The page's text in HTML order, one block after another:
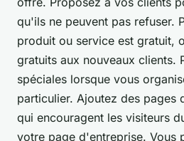
qu'ils ne peuvent pas refuser.
produit ou service est gratuit,
gratuits aux nouveaux clients.
spéciales lorsque vous
particulier. Ajoutez des pages
qui encouragent les visiteurs
votre page d'entreprise. Vous